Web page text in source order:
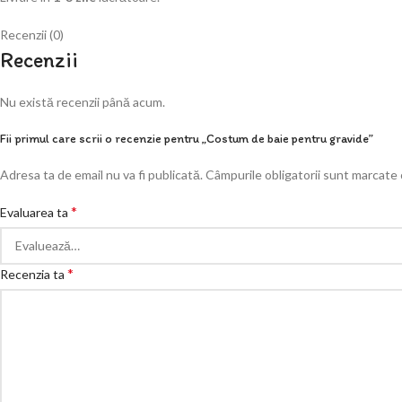
Recenzii (0)
Recenzii
Nu există recenzii până acum.
Fii primul care scrii o recenzie pentru „Costum de baie pentru gravide”
Adresa ta de email nu va fi publicată.Câmpurile obligatorii sunt marcate
Evaluarea ta *
Recenzia ta *